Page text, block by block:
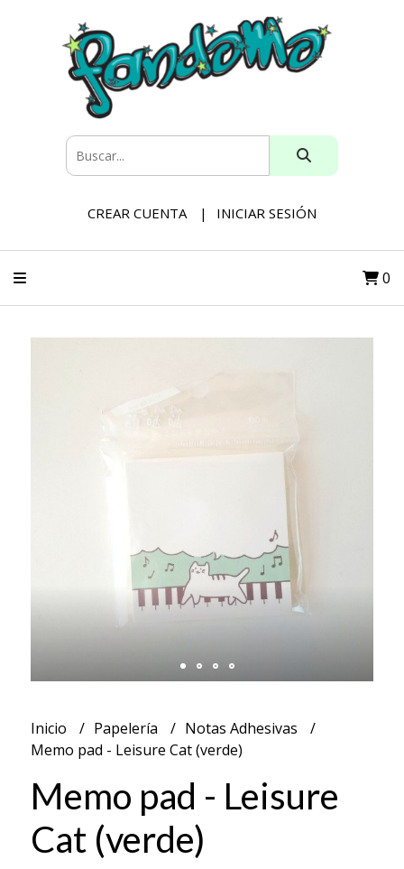
CREAR CUENTA INICIAR SESIÓN
0
Inicio Papelería
Notas Adhesivas
Memo pad - Leisure Cat (verde)
Memo pad - Leisure
Cat (verde)